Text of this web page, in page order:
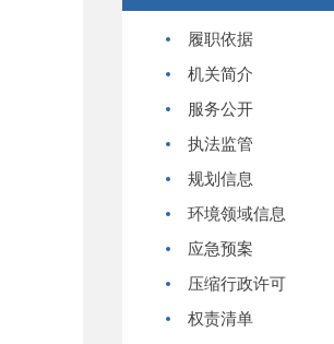
履职依据
机关简介
服务公开
执法监管
规划信息
环境领域信息
应急预案
压缩行政许可
权责清单